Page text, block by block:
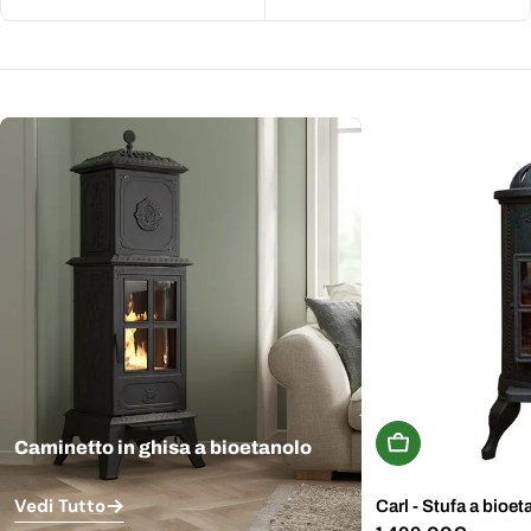
Caminetto in ghisa a bioetanolo
Vedi Tutto
Aggiungi Al
Carl - Stufa a